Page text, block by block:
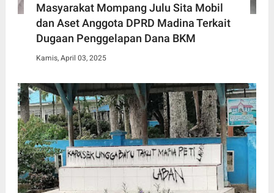
Masyarakat Mompang Julu Sita Mobil
dan Aset Anggota DPRD Madina Terkait
Dugaan Penggelapan Dana BKM
Kamis, April 03, 2025